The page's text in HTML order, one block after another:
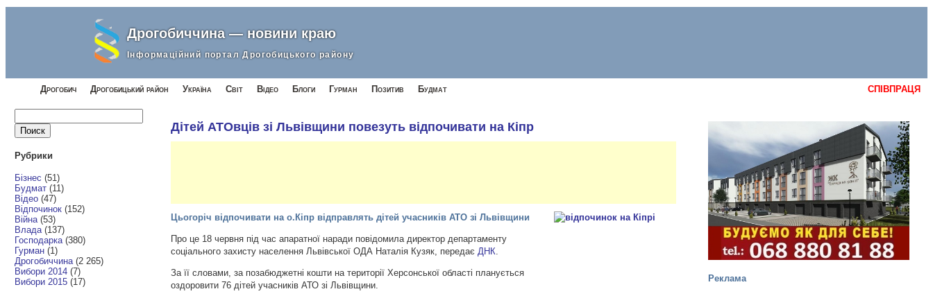
Дрогобиччина — новини краю
Інформаційний портал Дрогобицького району
Дрогобич Дрогобицький район Україна Світ Відео Блоги Гурман СПІВПРАЦЯ
Позитив Будмат
Реклама
Рубрики
Бізнес (51)
Будмат (11)
Відео (47)
Відпочинок (152)
Війна (53)
Влада (137)
Господарка (380)
Гурман (1)
Дрогобиччина (2 265)
Вибори 2014 (7)
Вибори 2015 (17)
Дітей АТОвців зі Львівщини повезуть відпочивати на Кіпр
Цьогоріч відпочивати на о.Кіпр відправлять дітей учасників АТО зі Львівщини
Про це 18 червня під час апаратної наради повідомила директор департаменту
соціального захисту населення Львівської ОДА Наталія Кузяк, передаєДНК.
За її словами, за позабюджетні кошти на території Херсонської області планується
оздоровити 76 дітей учасників АТО зі Львівщини.